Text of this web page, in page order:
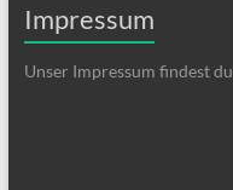
Impressum
Unser Impressum findest du